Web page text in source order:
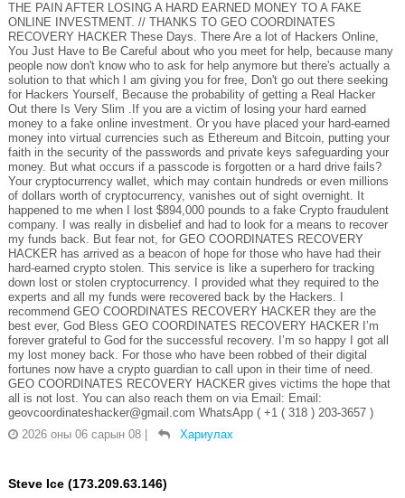
THE PAIN AFTER LOSING A HARD EARNED MONEY TO A FAKE
ONLINE INVESTMENT. // THANKS TO GEO COORDINATES
RECOVERY HACKER These Days. There Are a lot of Hackers Online,
You Just Have to Be Careful about who you meet for help, because many
people now don't know who to ask for help anymore but there's actually a
solution to that which I am giving you for free, Don't go out there seeking
for Hackers Yourself, Because the probability of getting a Real Hacker
Out there Is Very Slim .If you are a victim of losing your hard earned
money to a fake online investment. Or you have placed your hard-earned
money into virtual currencies such as Ethereum and Bitcoin, putting your
faith in the security of the passwords and private keys safeguarding your
money. But what occurs if a passcode is forgotten or a hard drive fails?
Your cryptocurrency wallet, which may contain hundreds or even millions
of dollars worth of cryptocurrency, vanishes out of sight overnight. It
happened to me when I lost $894,000 pounds to a fake Crypto fraudulent
company. I was really in disbelief and had to look for a means to recover
my funds back. But fear not, for GEO COORDINATES RECOVERY
HACKER has arrived as a beacon of hope for those who have had their
hard-earned crypto stolen. This service is like a superhero for tracking
down lost or stolen cryptocurrency. I provided what they required to the
experts and all my funds were recovered back by the Hackers. I
recommend GEO COORDINATES RECOVERY HACKER they are the
best ever, God Bless GEO COORDINATES RECOVERY HACKER I’m
forever grateful to God for the successful recovery. I’m so happy I got all
my lost money back. For those who have been robbed of their digital
fortunes now have a crypto guardian to call upon in their time of need.
GEO COORDINATES RECOVERY HACKER gives victims the hope that
all is not lost. You can also reach them on via Email: Email:
geovcoordinateshacker@gmail.com WhatsApp ( +1 ( 318 ) 203-3657 )
2026 оны 06 сарын 08
Хариулах
Steve Ice (173.209.63.146)